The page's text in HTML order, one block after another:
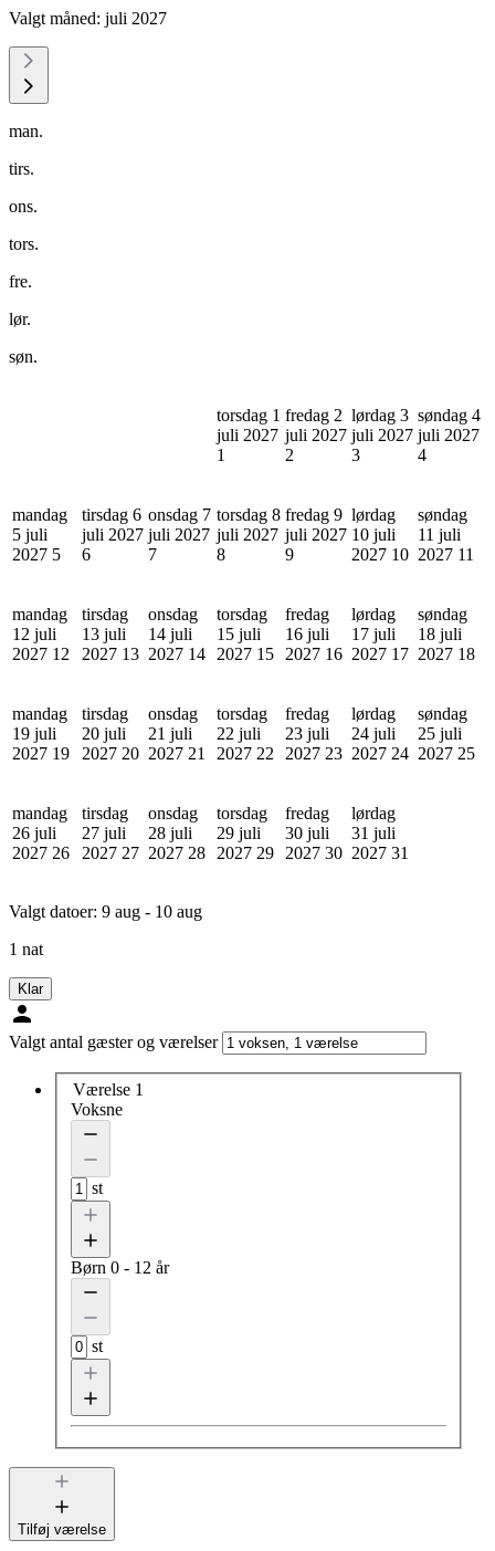
Valgt måned: juli 2027
man.
tirs.
ons.
tors.
fre.
lør.
søn.
torsdag 1
juli 2027
1
fredag 2
juli 2027
2
lørdag 3
juli 2027
3
søndag 4
juli 2027
4
mandag
5 juli
2027 5
tirsdag 6
juli 2027
6
onsdag 7
juli 2027
7
torsdag 8
juli 2027
8
fredag 9
juli 2027
9
lørdag
10 juli
2027 10
søndag
11 juli
2027 11
mandag
12 juli
2027 12
tirsdag
13 juli
2027 13
onsdag
14 juli
2027 14
torsdag
15 juli
2027 15
fredag
16 juli
2027 16
lørdag
17 juli
2027 17
søndag
18 juli
2027 18
mandag
19 juli
2027 19
tirsdag
20 juli
2027 20
onsdag
21 juli
2027 21
torsdag
22 juli
2027 22
fredag
23 juli
2027 23
lørdag
24 juli
2027 24
søndag
25 juli
2027 25
mandag
26 juli
2027 26
tirsdag
27 juli
2027 27
onsdag
28 juli
2027 28
torsdag
29 juli
2027 29
fredag
30 juli
2027 30
lørdag
31 juli
2027 31
Valgt datoer: 9 aug - 10 aug
1 nat
Klar
Valgt antal gæster og værelser
Værelse 1
Voksne
st
Børn 0 - 12 år
st
Tilføj værelse